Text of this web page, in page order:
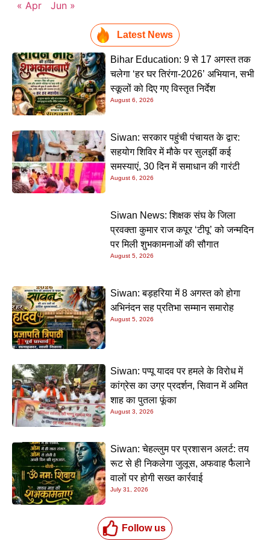
« Apr Jun »
Latest News
Bihar Education: 9 से 17 अगस्त तक
चलेगा ‘हर घर तिरंगा-2026’ अभियान, सभी
स्कूलों को दिए गए विस्तृत निर्देश
August 6, 2026
Siwan: सरकार पहुंची पंचायत के द्वार:
सहयोग शिविर में मौके पर सुलझीं कई
समस्याएं, 30 दिन में समाधान की गारंटी
August 6, 2026
Siwan News: शिक्षक संघ के जिला
प्रवक्ता कुमार राज कपूर ‘टीपू’ को जन्मदिन
पर मिली शुभकामनाओं की सौगात
August 5, 2026
Siwan: बड़हरिया में 8 अगस्त को होगा
अभिनंदन सह प्रतिभा सम्मान समारोह
August 5, 2026
Siwan: पप्पू यादव पर हमले के विरोध में
कांग्रेस का उग्र प्रदर्शन, सिवान में अमित
शाह का पुतला फूंका
August 3, 2026
Siwan: चेहल्लुम पर प्रशासन अलर्ट: तय
रूट से ही निकलेगा जुलूस, अफवाह फैलाने
वालों पर होगी सख्त कार्रवाई
July 31, 2026
Follow us